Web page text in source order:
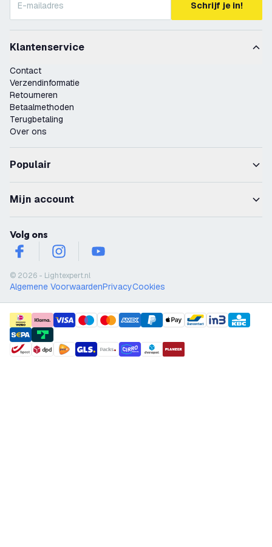
Schrijf je in!
Klantenservice
Contact
Verzendinformatie
Retourneren
Betaalmethoden
Terugbetaling
Over ons
Populair
Mijn account
Volg ons
facebookinstagramyoutube
© 2026 - Lightexpert.nl
Algemene VoorwaardenPrivacyCookies
payment methods
shipment methods